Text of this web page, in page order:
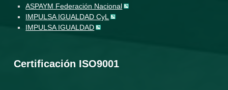
ASPAYM Federación Nacional
IMPULSA IGUALDAD CyL
IMPULSA IGUALDAD
Certificación ISO9001